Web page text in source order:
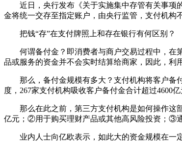
近日，央行发布《关于实施集中存管有关事项
金将统一交存至指定账户，由央行监管，支付机构
把钱“存”在支付牌照上和存在银行有何区别？
何谓备付金？即消费者与商户交易过程中，在第
品或服务的资金并不会实时结算给商家，因此，利
那么，备付金规模有多大？支付机构将客户备付
度，267家支付机构吸收客户备付金合计超过4600亿
那么在此之前，第三方支付机构是如何操作这部
亿元；②用于购买理财产品或其他高风险投资；③
业内人士向亿欧表示，如此大的资金规模在一定